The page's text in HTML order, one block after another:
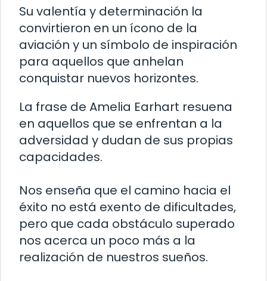
Su valentía y determinación la
convirtieron en un ícono de la
aviación y un símbolo de inspiración
para aquellos que anhelan
conquistar nuevos horizontes.
La frase de Amelia Earhart resuena
en aquellos que se enfrentan a la
adversidad y dudan de sus propias
capacidades.
Nos enseña que el camino hacia el
éxito no está exento de dificultades,
pero que cada obstáculo superado
nos acerca un poco más a la
realización de nuestros sueños.